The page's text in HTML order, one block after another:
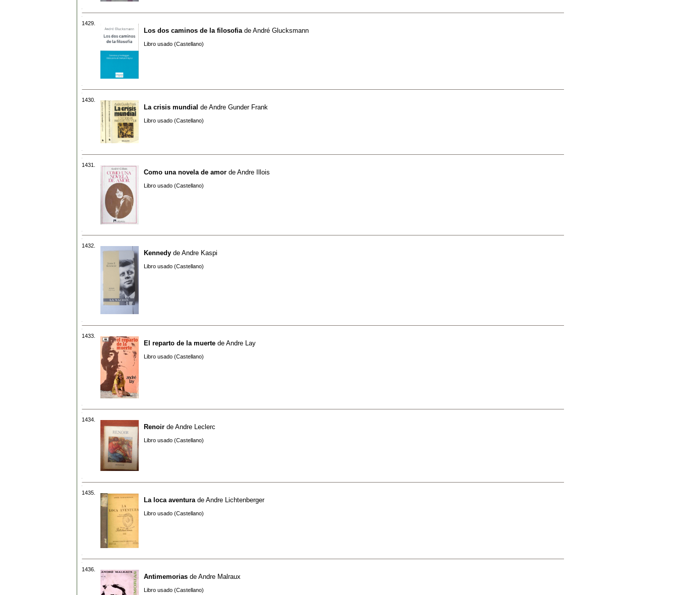
1429.
Los dos caminos de la filosofia de André Glucksmann
Libro usado (Castellano)
1430.
La crisis mundial de Andre Gunder Frank
Libro usado (Castellano)
1431.
Como una novela de amor de Andre Illois
Libro usado (Castellano)
1432.
Kennedy de Andre Kaspi
Libro usado (Castellano)
1433.
El reparto de la muerte de Andre Lay
Libro usado (Castellano)
1434.
Renoir de Andre Leclerc
Libro usado (Castellano)
1435.
La loca aventura de Andre Lichtenberger
Libro usado (Castellano)
1436.
Antimemorias de Andre Malraux
Libro usado (Castellano)